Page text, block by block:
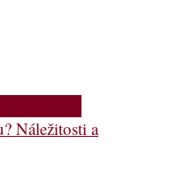
Náležitosti a